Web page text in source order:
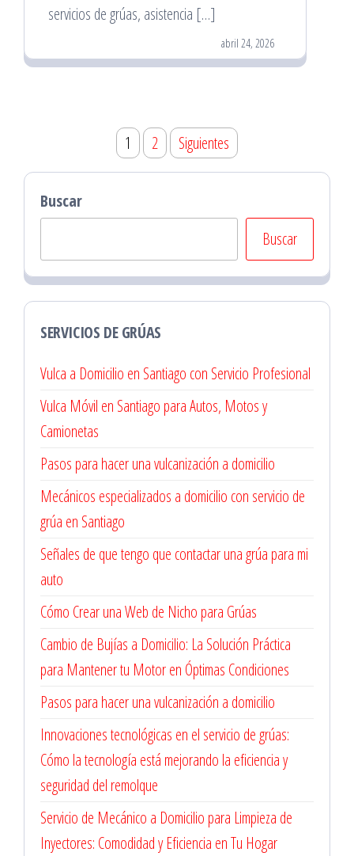
servicios de grúas, asistencia […]
abril 24, 2026
Paginación
de
entradas
1 2 Siguientes
Buscar
Buscar
SERVICIOS DE GRÚAS
Vulca a Domicilio en Santiago con Servicio Profesional
Vulca Móvil en Santiago para Autos, Motos y
Camionetas
Pasos para hacer una vulcanización a domicilio
Mecánicos especializados a domicilio con servicio de
grúa en Santiago
Señales de que tengo que contactar una grúa para mi
auto
Cómo Crear una Web de Nicho para Grúas
Cambio de Bujías a Domicilio: La Solución Práctica
para Mantener tu Motor en Óptimas Condiciones
Pasos para hacer una vulcanización a domicilio
Innovaciones tecnológicas en el servicio de grúas:
Cómo la tecnología está mejorando la eficiencia y
seguridad del remolque
Servicio de Mecánico a Domicilio para Limpieza de
Inyectores: Comodidad y Eficiencia en Tu Hogar